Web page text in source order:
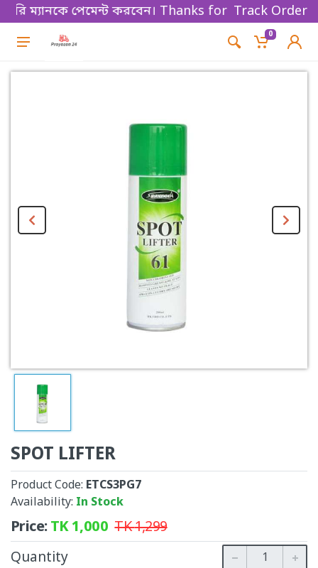
ম্যানকে পেমেন্ট করবেন। Thanks for shopping!Track Order
0
SPOT LIFTER
Product Code: ETCS3PG7
Availability: In Stock
Price:TK1,000 TK1,299
Quantity